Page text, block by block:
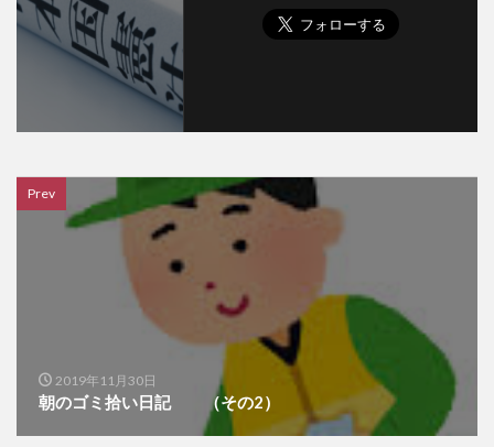
Prev
2019年11月30日
朝のゴミ拾い日記 （その2）